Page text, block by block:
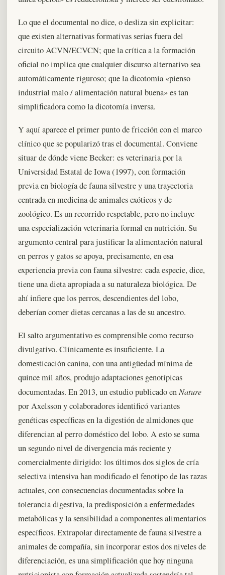
Lo que el documental no dice, o desliza sin explicitar:
que existen alternativas formativas serias fuera del
circuito ACVN/ECVCN; que la crítica a la formación
oficial no implica que cualquier discurso alternativo sea
automáticamente riguroso; que la dicotomía «pienso
industrial malo / alimentación natural buena» es tan
simplificadora como la dicotomía inversa.
Y aquí aparece el primer punto de fricción con el marco
clínico que se popularizó tras el documental. Conviene
situar de dónde viene Becker: es veterinaria por la
Universidad Estatal de Iowa (1997), con formación
previa en biología de fauna silvestre y una trayectoria
centrada en medicina de animales exóticos y de
zoológico. Es un recorrido respetable, pero no incluye
una especialización veterinaria formal en nutrición. Su
argumento central para justificar la alimentación natural
en perros y gatos se apoya, precisamente, en esa
experiencia previa con fauna silvestre: cada especie, dice,
tiene una dieta apropiada a su naturaleza biológica. De
ahí infiere que los perros, descendientes del lobo,
deberían comer dietas cercanas a las de su ancestro.
El salto argumentativo es comprensible como recurso
divulgativo. Clínicamente es insuficiente. La
domesticación canina, con una antigüedad mínima de
quince mil años, produjo adaptaciones genotípicas
documentadas. En 2013, un estudio publicado en Nature
por Axelsson y colaboradores identificó variantes
genéticas específicas en la digestión de almidones que
diferencian al perro doméstico del lobo. A esto se suma
un segundo nivel de divergencia más reciente y
comercialmente dirigido: los últimos dos siglos de cría
selectiva intensiva han modificado el fenotipo de las razas
actuales, con consecuencias documentadas sobre la
tolerancia digestiva, la predisposición a enfermedades
metabólicas y la sensibilidad a componentes alimentarios
específicos. Extrapolar directamente de fauna silvestre a
animales de compañía, sin incorporar estos dos niveles de
diferenciación, es una simplificación que hoy ninguna